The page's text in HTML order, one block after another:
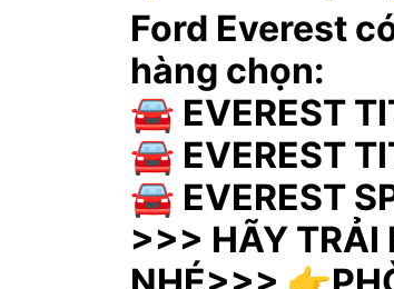
Ford Everest
hàng chọn:
🚘 EVEREST
🚘 EVEREST
🚘 EVEREST
>>> HÃY TRẢI